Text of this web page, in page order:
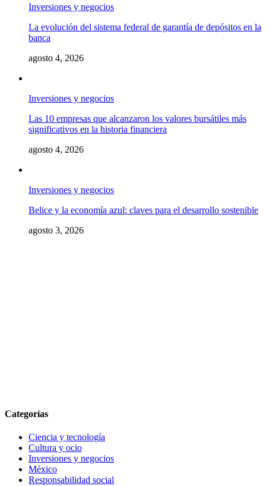
Inversiones y negocios
La evolución del sistema federal de garantía de depósitos en la
banca
agosto 4, 2026
Inversiones y negocios
Las 10 empresas que alcanzaron los valores bursátiles más
significativos en la historia financiera
agosto 4, 2026
Inversiones y negocios
Belice y la economía azul: claves para el desarrollo sostenible
agosto 3, 2026
Categorías
Ciencia y tecnología
Cultura y ocio
Inversiones y negocios
México
Responsabilidad social